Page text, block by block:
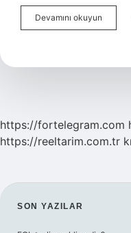
Devamını okuyun
Kaç
https://fortelegram.com
https://reeltarim.com.tr
SIDEBAR
SON YAZILAR